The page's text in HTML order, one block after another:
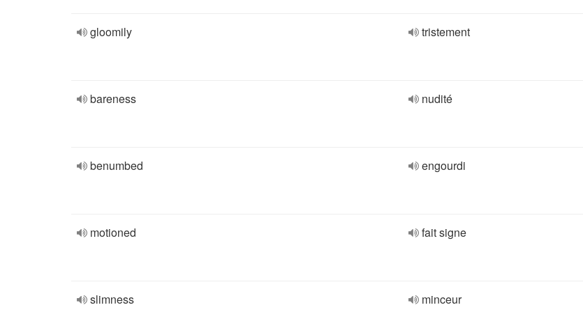
gloomily tristement
bareness nudité
benumbed engourdi
motioned fait signe
slimness minceur